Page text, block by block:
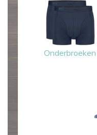
Onderbroeken